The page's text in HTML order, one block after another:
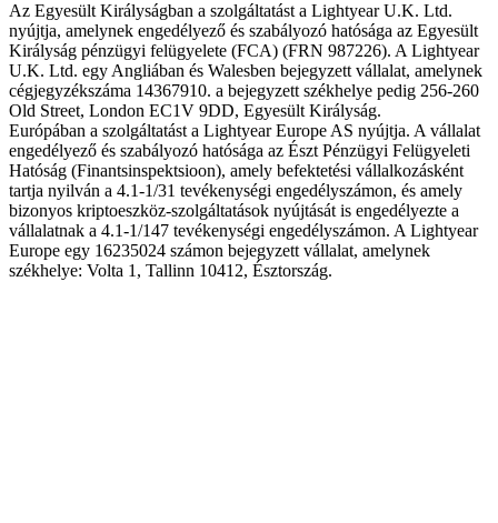
Az Egyesült Királyságban a szolgáltatást a Lightyear U.K. Ltd.
nyújtja, amelynek engedélyező és szabályozó hatósága az Egyesült
Királyság pénzügyi felügyelete (FCA) (FRN 987226). A Lightyear
U.K. Ltd. egy Angliában és Walesben bejegyzett vállalat, amelynek
cégjegyzékszáma 14367910. a bejegyzett székhelye pedig 256-260
Old Street, London EC1V 9DD, Egyesült Királyság.
Európában a szolgáltatást a Lightyear Europe AS nyújtja. A vállalat
engedélyező és szabályozó hatósága az Észt Pénzügyi Felügyeleti
Hatóság (Finantsinspektsioon), amely befektetési vállalkozásként
tartja nyilván a 4.1-1/31 tevékenységi engedélyszámon, és amely
bizonyos kriptoeszköz-szolgáltatások nyújtását is engedélyezte a
vállalatnak a 4.1-1/147 tevékenységi engedélyszámon. A Lightyear
Europe egy 16235024 számon bejegyzett vállalat, amelynek
székhelye: Volta 1, Tallinn 10412, Észtország.